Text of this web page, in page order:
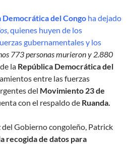
Democrática del Congo ha dejado
, quienes huyen de los
gubernamentales y los
773 personas murieron y 2.880
la República Democrática del
entre las fuerzas
del Movimiento 23 de
con el respaldo de Ruanda.
Gobierno congoleño, Patrick
recogida de datos para